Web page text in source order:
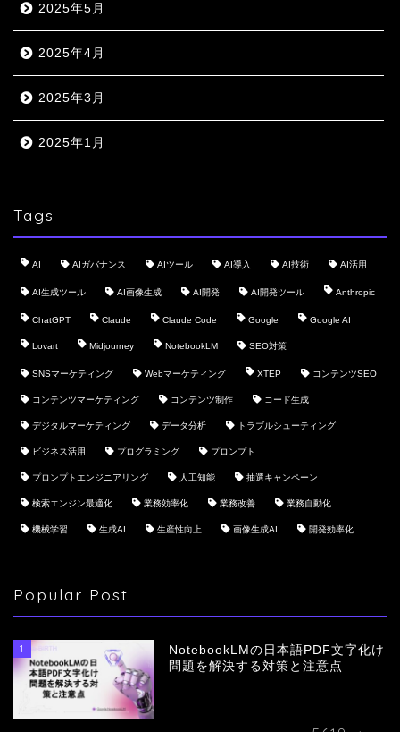
2025年5月
2025年4月
2025年3月
2025年1月
Tags
AI AIガバナンス AIツール AI導入 AI技術 AI活用
AI生成ツール AI画像生成 AI開発 AI開発ツール Anthropic
ChatGPT Claude Claude Code Google Google AI
Lovart Midjourney NotebookLM SEO対策
SNSマーケティング Webマーケティング XTEP コンテンツSEO
コンテンツマーケティング コンテンツ制作 コード生成
デジタルマーケティング データ分析 トラブルシューティング
ビジネス活用 プログラミング プロンプト
プロンプトエンジニアリング 人工知能 抽選キャンペーン
検索エンジン最適化 業務効率化 業務改善 業務自動化
機械学習 生成AI 生産性向上 画像生成AI 開発効率化
Popular Post
1
NotebookLMの日本語PDF文字化け
問題を解決する対策と注意点